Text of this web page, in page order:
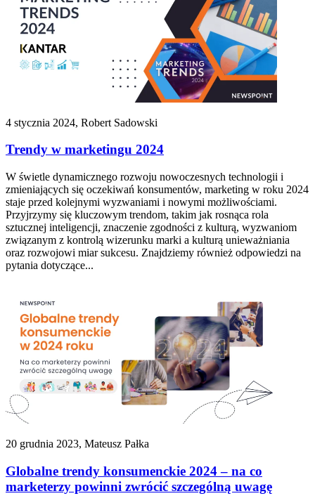
4 stycznia 2024, Robert Sadowski
Trendy w marketingu 2024
W świetle dynamicznego rozwoju nowoczesnych technologii i
zmieniających się oczekiwań konsumentów, marketing w roku 2024
staje przed kolejnymi wyzwaniami i nowymi możliwościami.
Przyjrzymy się kluczowym trendom, takim jak rosnąca rola
sztucznej inteligencji, znaczenie zgodności z kulturą, wyzwaniom
związanym z kontrolą wizerunku marki a kulturą unieważniania
oraz rozwojowi miar sukcesu. Znajdziemy również odpowiedzi na
pytania dotyczące...
20 grudnia 2023, Mateusz Pałka
Globalne trendy konsumenckie 2024 – na co
marketerzy powinni zwrócić szczególną uwagę